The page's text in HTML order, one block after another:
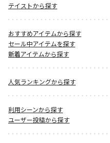
テイストから探す
おすすめアイテムから探す
セール中アイテムを探す
新着アイテムから探す
人気ランキングから探す
利用シーンから探す
ユーザー投稿から探す